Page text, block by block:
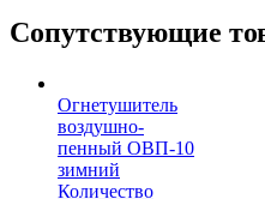
Сопутствующие
Огнетушитель
воздушно-
пенный ОВП-10
зимний
Количество